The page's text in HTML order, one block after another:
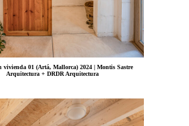
vivienda 01 (Artá, Mallorca) 2024 | Montis Sastre
Arquitectura + DRDR Arquitectura